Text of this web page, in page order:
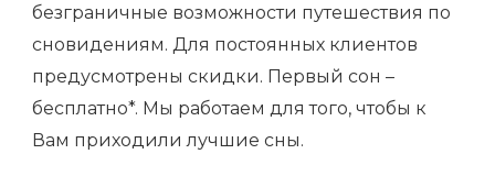
безграничные возможности путешествия по
сновидениям. Для постоянных клиентов
предусмотрены скидки. Первый сон –
бесплатно*. Мы работаем для того, чтобы к
Вам приходили лучшие сны.